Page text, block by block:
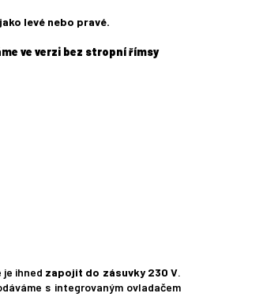
levé nebo pravé.
ve verzi bez stropní římsy
je ihned zapojit do zásuvky 230 V.
s integrovaným ovladačem